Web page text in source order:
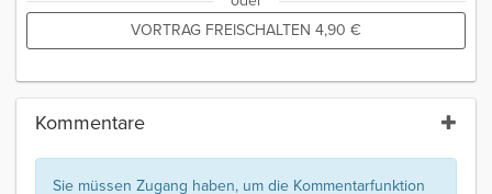
VORTRAG FREISCHALTEN 4,90 €
Kommentare
Sie müssen Zugang haben, um die Kommentarfunktion